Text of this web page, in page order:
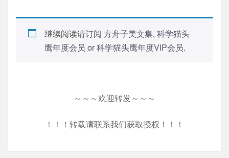
继续阅读请订阅 方舟子美文集, 科学猫头
鹰年度会员 or科学猫头鹰年度VIP会员.
～～～欢迎转发～～～
！！！转载请联系我们获取授权！！！